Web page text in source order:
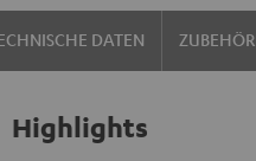
links
Night
Black
links
Pure
White
DATEN ZUBEHÖR
Highlights